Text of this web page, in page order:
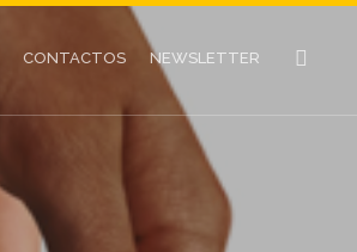
CONTACTOS NEWSLETTER